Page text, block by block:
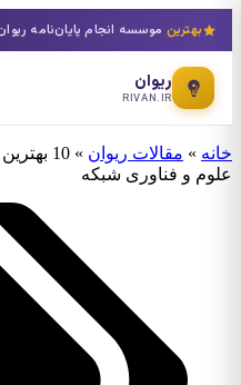
بهترین موسسه انجام پایان‌نامه
ریوان
RIVAN.IR
خانه » مقالات ریوان »
10
علوم و فناوری شبکه